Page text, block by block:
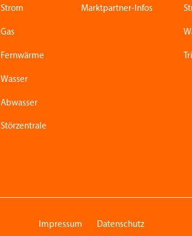
Strom
Gas
Fernwärme
Wasser
Abwasser
Störzentrale
Marktpartner-Infos
Impressum Datenschutz